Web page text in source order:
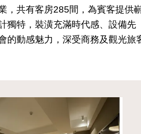
，共有客房285間，為賓客提供
獨特，裝潢充滿時代感、設備先
的動感魅力，深受商務及觀光旅